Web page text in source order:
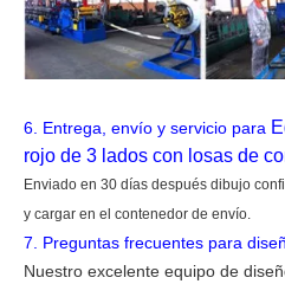
6. Entrega, envío y servicio para
rojo de 3 lados con losas de
Enviado en 30 días después dibujo
y cargar en el contenedor de envío.
7. Preguntas frecuentes para
Nuestro excelente equipo de